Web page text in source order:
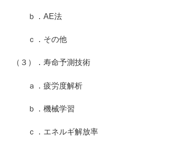
ｂ．AE法
ｃ．その他
（３）．寿命予測技術
ａ．疲労度解析
ｂ．機械学習
ｃ．エネルギ解放率